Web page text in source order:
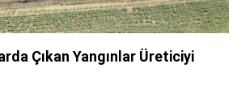
Çıkan Yangınlar Üreticiyi